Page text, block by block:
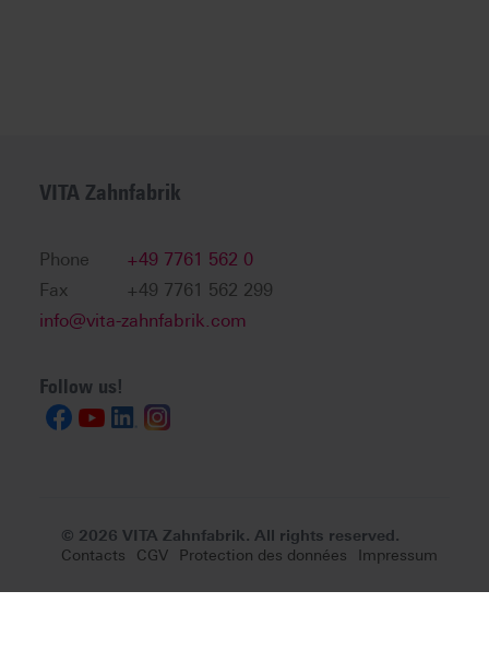
VITA Zahnfabrik
Phone
+49 7761 562 0
Fax
+49 7761 562 299
info@vita-zahnfabrik.com
Follow us!
© 2026 VITA Zahnfabrik. All rights reserved.
Contacts CGV Protection des données Impressum